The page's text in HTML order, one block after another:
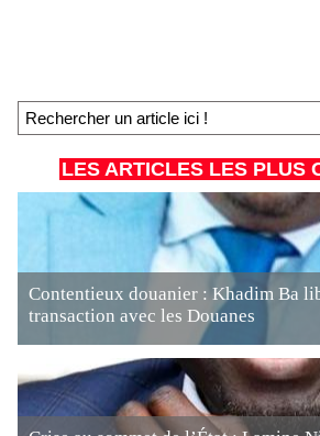
LES ARTICLES LES PLUS
Contentieux douanier : Khadim Ba
transaction avec les Douanes